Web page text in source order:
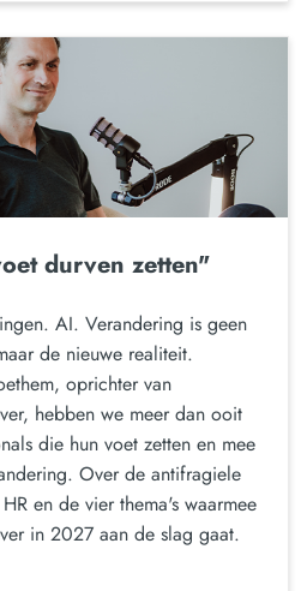
durven zetten"
AI. Verandering is geen
de nieuwe realiteit.
oprichter van
hebben we meer dan ooit
die hun voet zetten en mee
Over de antifragiele
en de vier thema's waarmee
in 2027 aan de slag gaat.